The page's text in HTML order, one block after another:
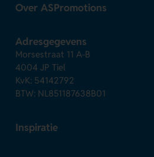
Over ASPromotions
Adresgegevens
Morsestraat 11 A-B
4004 JP Tiel
KvK: 54142792
BTW: NL851187638B01
Inspiratie